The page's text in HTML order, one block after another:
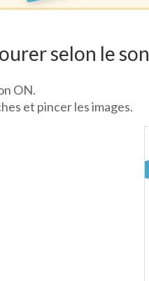
selon le son
ON.
et pincer les images.